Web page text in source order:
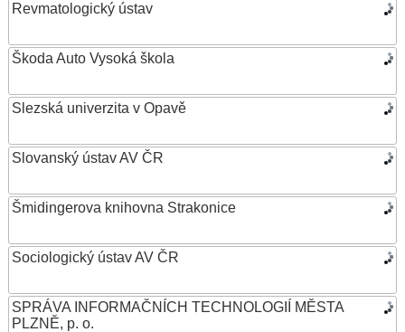
Revmatologický ústav
Škoda Auto Vysoká škola
Slezská univerzita v Opavě
Slovanský ústav AV ČR
Šmidingerova knihovna Strakonice
Sociologický ústav AV ČR
SPRÁVA INFORMAČNÍCH TECHNOLOGIÍ MĚSTA
PLZNĚ, p. o.